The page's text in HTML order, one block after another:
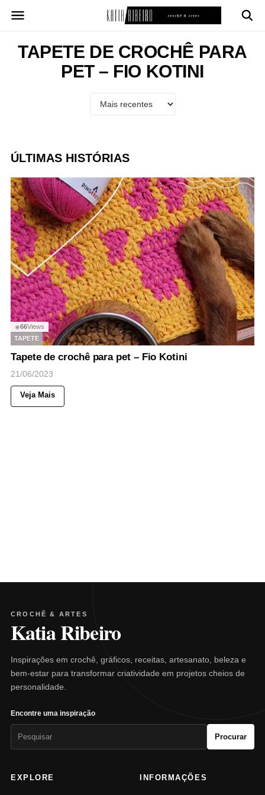
para
conteúdoTAPETE DE CROCHÊ PARA
PET – FIO KOTINI
ÚLTIMAS HISTÓRIAS
◉66Views
TAPETE
Tapete de crochê para pet – Fio Kotini
21/06/2023
Veja Mais
CROCHÊ & ARTES
Katia Ribeiro
Inspirações em crochê, gráficos, receitas, artesanato, beleza e
bem-estar para transformar criatividade em projetos cheios de
personalidade.
Encontre uma inspiração
Procurar
EXPLORE INFORMAÇÕES